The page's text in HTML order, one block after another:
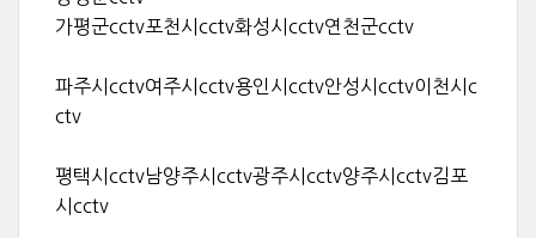
가평군cctv포천시cctv화성시cctv연천군cctv
파주시cctv여주시cctv용인시cctv안성시cctv이천시c
ctv
평택시cctv남양주시cctv광주시cctv양주시cctv김포
시cctv